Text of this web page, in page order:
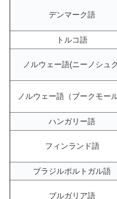
デンマーク語
トルコ語
ノルウェー語(ニーノシュ
ノルウェー語（ブークモール
ハンガリー語
フィンランド語
ブラジルポルトガル語
ブルガリア語